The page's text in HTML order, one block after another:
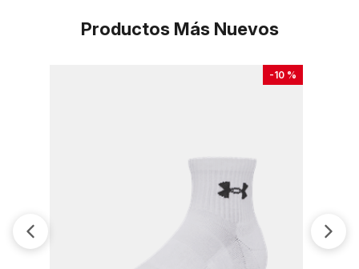
Productos Más Nuevos
-10 %